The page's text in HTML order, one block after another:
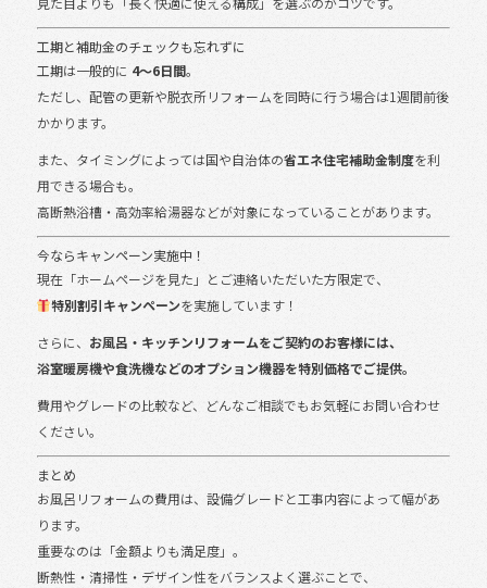
工期と補助金のチェックも忘れずに
工期は一般的に 4〜6日間。
ただし、配管の更新や脱衣所リフォームを同時に行う場合は1週間前後
かかります。
また、タイミングによっては国や自治体の省エネ住宅補助金制度を利
用できる場合も。
高断熱浴槽・高効率給湯器などが対象になっていることがあります。
今ならキャンペーン実施中！
現在「ホームページを見た」とご連絡いただいた方限定で、
特別割引キャンペーンを実施しています！
さらに、 お風呂・キッチンリフォームをご契約のお客様には、
浴室暖房機や食洗機などのオプション機器を特別価格でご提供。
費用やグレードの比較など、どんなご相談でもお気軽にお問い合わせ
ください。
まとめ
お風呂リフォームの費用は、設備グレードと工事内容によって幅があ
ります。
重要なのは「金額よりも満足度」。
断熱性・清掃性・デザイン性をバランスよく選ぶことで、